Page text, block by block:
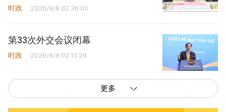
时政 2026/8/8 02:36:00
第33次外交会议闭幕
时政 2026/8/8 02:13:29
更多